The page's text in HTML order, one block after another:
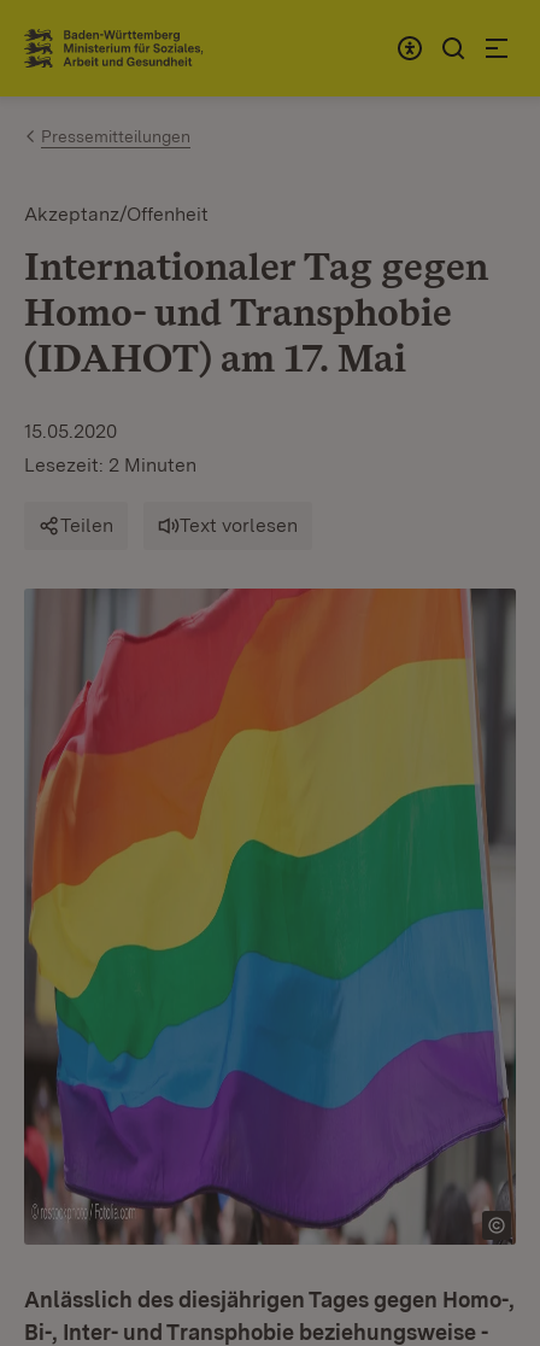
Zum Inhalt springen
Link zur Startseite
Pressemitteilungen
Akzeptanz/Offenheit
Internationaler Tag gegen
Homo- und Transphobie
(IDAHOT) am 17. Mai
15.05.2020
Lesezeit: 2 Minuten
Teilen Text vorlesen
Anlässlich des diesjährigen Tages gegen Homo-,
Bi-, Inter- und Transphobie beziehungsweise -